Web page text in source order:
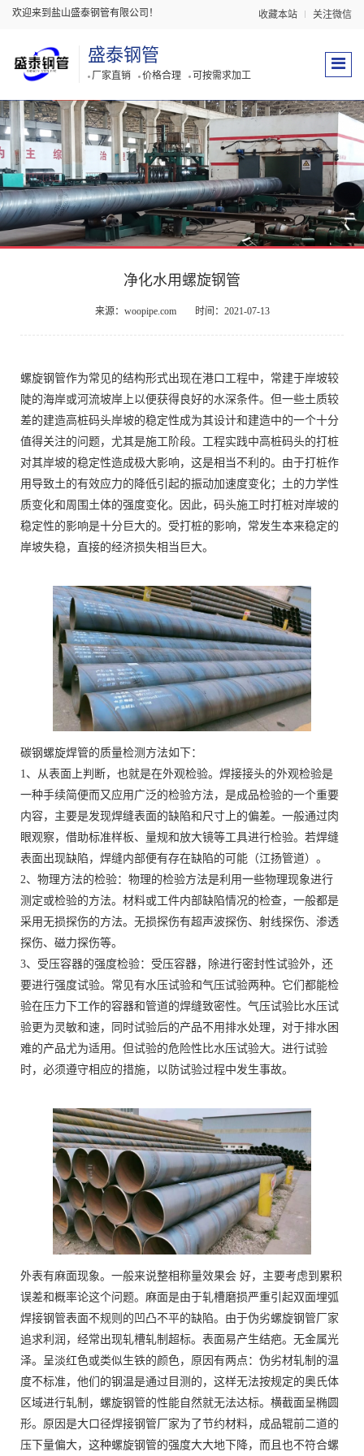
欢迎来到盐山盛泰钢管有限公司！ 收藏本站 关注微信
盛泰钢管
厂家直销 价格合理 可按需求加工
净化水用螺旋钢管
来源：woopipe.com 时间：2021-07-13
螺旋钢管作为常见的结构形式出现在港口工程中，常建于岸坡较
陡的海岸或河流坡岸上以便获得良好的水深条件。但一些土质较
差的建造高桩码头岸坡的稳定性成为其设计和建造中的一个十分
值得关注的问题，尤其是施工阶段。工程实践中高桩码头的打桩
对其岸坡的稳定性造成极大影响，这是相当不利的。由于打桩作
用导致土的有效应力的降低引起的振动加速度变化；土的力学性
质变化和周围土体的强度变化。因此，码头施工时打桩对岸坡的
稳定性的影响是十分巨大的。受打桩的影响，常发生本来稳定的
岸坡失稳，直接的经济损失相当巨大。
碳钢螺旋焊管的质量检测方法如下：
1、从表面上判断，也就是在外观检验。焊接接头的外观检验是
一种手续简便而又应用广泛的检验方法，是成品检验的一个重要
内容，主要是发现焊缝表面的缺陷和尺寸上的偏差。一般通过肉
眼观察，借助标准样板、量规和放大镜等工具进行检验。若焊缝
表面出现缺陷，焊缝内部便有存在缺陷的可能（江扬管道）。
2、物理方法的检验：物理的检验方法是利用一些物理现象进行
测定或检验的方法。材料或工件内部缺陷情况的检查，一般都是
采用无损探伤的方法。无损探伤有超声波探伤、射线探伤、渗透
探伤、磁力探伤等。
3、受压容器的强度检验：受压容器，除进行密封性试验外，还
要进行强度试验。常见有水压试验和气压试验两种。它们都能检
验在压力下工作的容器和管道的焊缝致密性。气压试验比水压试
验更为灵敏和速，同时试验后的产品不用排水处理，对于排水困
难的产品尤为适用。但试验的危险性比水压试验大。进行试验
时，必须遵守相应的措施，以防试验过程中发生事故。
外表有麻面现象。一般来说整相称量效果会 好，主要考虑到累积
误差和概率论这个问题。麻面是由于轧槽磨损严重引起双面埋弧
焊接钢管表面不规则的凹凸不平的缺陷。由于伪劣螺旋钢管厂家
追求利润，经常出现轧槽轧制超标。表面易产生结疤。无金属光
泽。呈淡红色或类似生铁的颜色，原因有两点：伪劣材轧制的温
度不标准，他们的钢温是通过目测的，这样无法按规定的奥氏体
区域进行轧制，螺旋钢管的性能自然就无法达标。横截面呈椭圆
形。原因是大口径焊接钢管厂家为了节约材料，成品辊前二道的
压下量偏大，这种螺旋钢管的强度大大地下降，而且也不符合螺